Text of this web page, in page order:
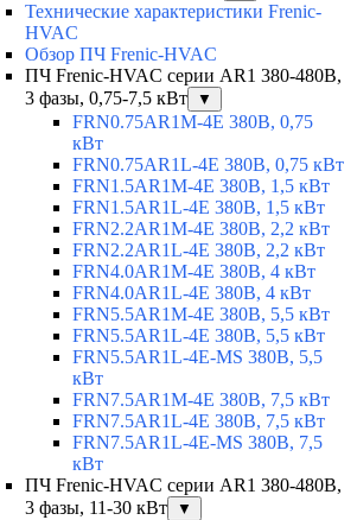
Технические характеристики Frenic-
HVAC
Обзор ПЧ Frenic-HVAC
ПЧ Frenic-HVAC серии AR1 380-480В,
3 фазы, 0,75-7,5 кВт
▼
FRN0.75AR1M-4E 380В, 0,75
кВт
FRN0.75AR1L-4E 380В, 0,75 кВт
FRN1.5AR1M-4E 380В, 1,5 кВт
FRN1.5AR1L-4E 380В, 1,5 кВт
FRN2.2AR1M-4E 380В, 2,2 кВт
FRN2.2AR1L-4E 380В, 2,2 кВт
FRN4.0AR1M-4E 380В, 4 кВт
FRN4.0AR1L-4E 380В, 4 кВт
FRN5.5AR1M-4E 380В, 5,5 кВт
FRN5.5AR1L-4E 380В, 5,5 кВт
FRN5.5AR1L-4E-MS 380В, 5,5
кВт
FRN7.5AR1M-4E 380В, 7,5 кВт
FRN7.5AR1L-4E 380В, 7,5 кВт
FRN7.5AR1L-4E-MS 380В, 7,5
кВт
ПЧ Frenic-HVAC серии AR1 380-480В,
3 фазы, 11-30 кВт
▼